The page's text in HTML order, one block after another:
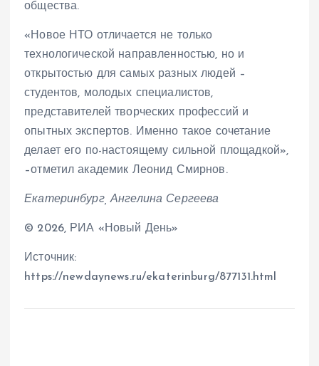
общества.
«Новое НТО отличается не только
технологической направленностью, но и
открытостью для самых разных людей –
студентов, молодых специалистов,
представителей творческих профессий и
опытных экспертов. Именно такое сочетание
делает его по-настоящему сильной площадкой»,
–отметил академик Леонид Смирнов.
Екатеринбург, Ангелина Сергеева
© 2026, РИА «Новый День»
Источник:
https://newdaynews.ru/ekaterinburg/877131.html